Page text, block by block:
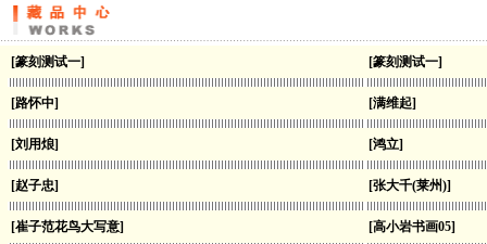
[篆刻测试一] [篆刻测试一]
[路怀中] [满维起]
[刘用烺] [鸿立]
[赵子忠] [张大千(莱州)]
[崔子范花鸟大写意] [高小岩书画05]